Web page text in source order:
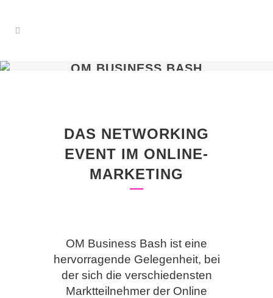
OM BUSINESS BASH
DAS NETWORKING
EVENT IM ONLINE-
MARKETING
OM Business Bash ist eine
hervorragende Gelegenheit, bei
der sich die verschiedensten
Marktteilnehmer der Online